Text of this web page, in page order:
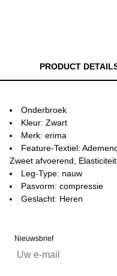
PRODUCT
Onderbroek
Kleur: Zwart
Merk: erima
Feature-Textiel:
Zweet afvoerend,
Leg-Type: nauw
Pasvorm: compressie
Geslacht: Heren
Nieuwsbrief